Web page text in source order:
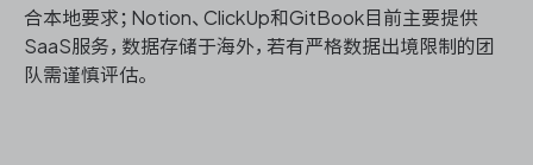
合本地要求；Notion、ClickUp和GitBook目前主要提供
SaaS服务，数据存储于海外，若有严格数据出境限制的团
队需谨慎评估。